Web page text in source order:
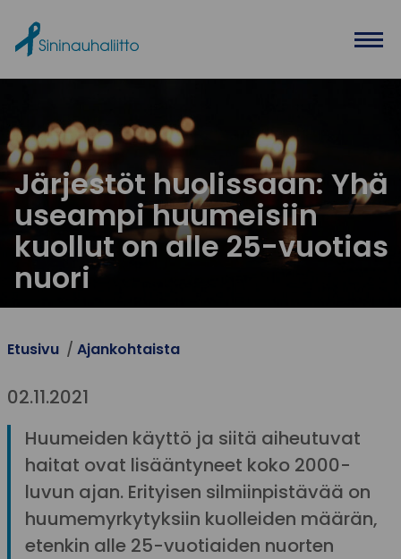
Järjestöt huolissaan: Yhä
useampi huumeisiin
kuollut on alle 25-vuotias
nuori
Etusivu Ajankohtaista
02.11.2021
Huumeiden käyttö ja siitä aiheutuvat
haitat ovat lisääntyneet koko 2000-
luvun ajan. Erityisen silmiinpistävää on
huumemyrkytyksiin kuolleiden määrän,
etenkin alle 25-vuotiaiden nuorten